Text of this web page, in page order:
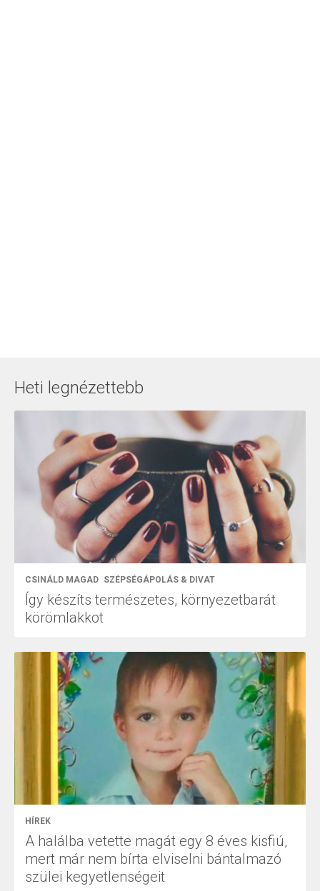
Heti legnézettebb
CSINÁLD MAGAD SZÉPSÉGÁPOLÁS & DIVAT
Így készíts természetes, környezetbarát
körömlakkot
HÍREK
A halálba vetette magát egy 8 éves kisfiú,
mert már nem bírta elviselni bántalmazó
szülei kegyetlenségeit